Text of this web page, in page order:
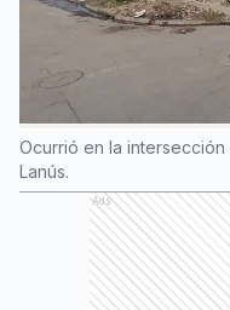
Ocurrió en la
Lanús.
Ads